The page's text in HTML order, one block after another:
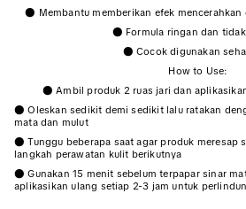
● Membantu memberikan efek mencerahkan
● Formula ringan dan
● Cocok digunakan
How to Use:
● Ambil produk 2 ruas jari dan
● Oleskan sedikit demi sedikit lalu ratakan
mata dan mulut
● Tunggu beberapa saat agar produk meresap
langkah perawatan kulit berikutnya
● Gunakan 15 menit sebelum terpapar sinar
aplikasikan ulang setiap 2-3 jam untuk